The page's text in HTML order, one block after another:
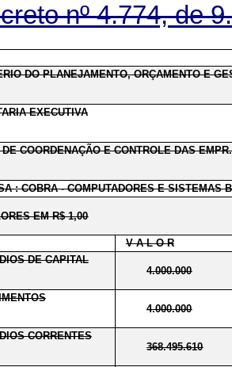
nº 4.774, de
DO PLANEJAMENTO, ORÇAMENTO E
EXECUTIVA
COORDENAÇÃO E CONTROLE DAS
: COBRA - COMPUTADORES E SISTEMAS
EM R$ 1,00
V A L O R
DE CAPITAL
4.000.000
4.000.000
CORRENTES
368.495.610